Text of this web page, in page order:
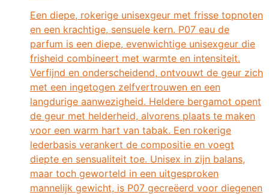
Een diepe, rokerige unisexgeur met frisse topnoten
en een krachtige, sensuele kern. P07 eau de
parfum is een diepe, evenwichtige unisexgeur die
frisheid combineert met warmte en intensiteit.
Verfijnd en onderscheidend, ontvouwt de geur zich
met een ingetogen zelfvertrouwen en een
langdurige aanwezigheid. Heldere bergamot opent
de geur met helderheid, alvorens plaats te maken
voor een warm hart van tabak. Een rokerige
lederbasis verankert de compositie en voegt
diepte en sensualiteit toe. Unisex in zijn balans,
maar toch geworteld in een uitgesproken
mannelijk gewicht, is P07 gecreëerd voor diegenen